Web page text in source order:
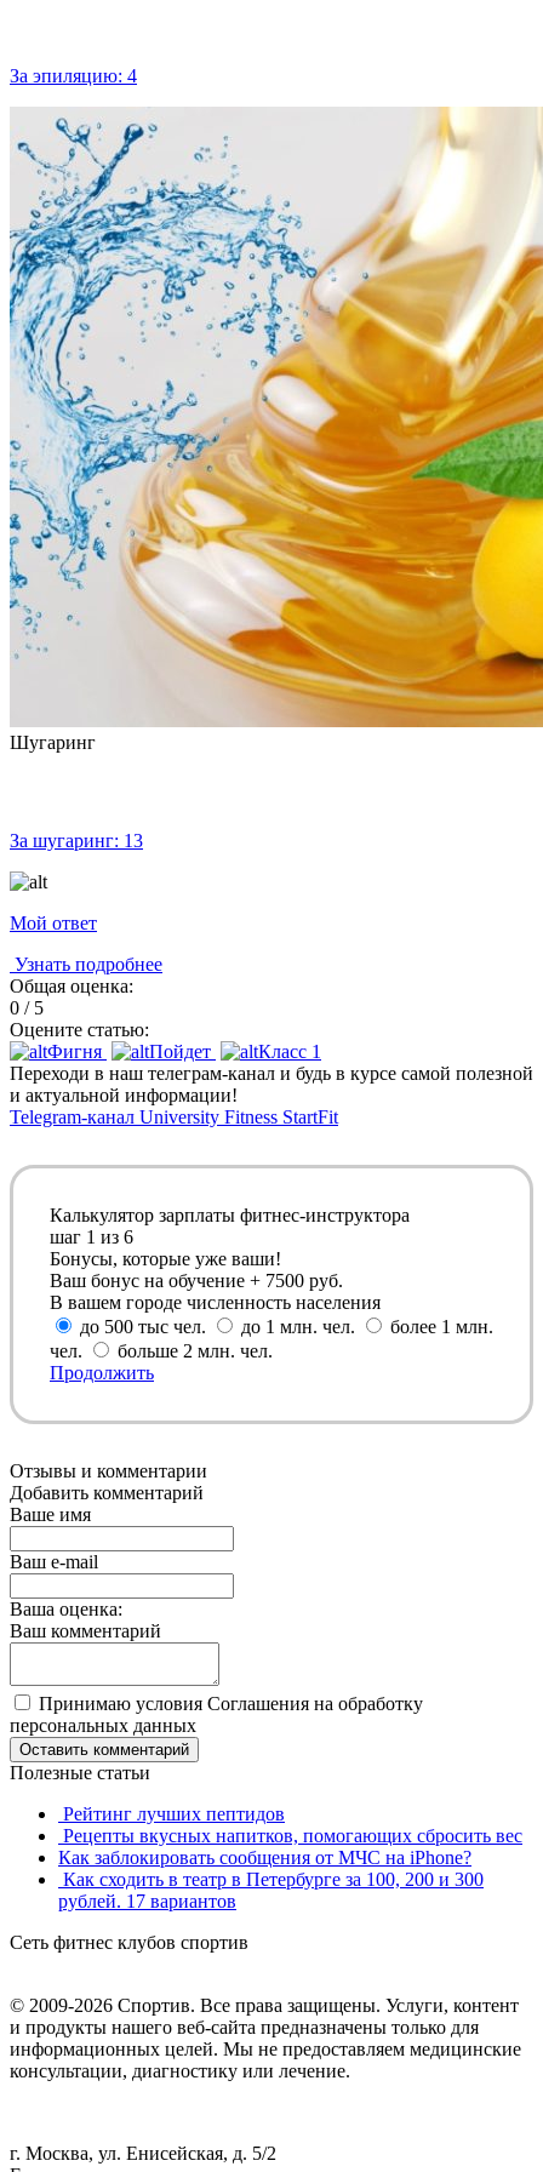
За эпиляцию: 4
Шугаринг
За шугаринг: 13
Мой ответ
Узнать подробнее
Общая оценка:
0 / 5
Оцените статью:
Фигня
Пойдет Класс 1
Переходи в наш телеграм-канал и будь в курсе самой полезной
и актуальной информации!
Telegram-канал University Fitness StartFit
Калькулятор зарплаты фитнес-инструктора
шаг 1 из 6
Бонусы, которые уже ваши!
Ваш бонус на обучение + 7500 руб.
В вашем городе численность населения
до 500 тыс чел.
до 1 млн. чел.
более 1 млн.
чел.
больше 2 млн. чел.
Продолжить
Отзывы и комментарии
Добавить комментарий
Ваше имя
Ваш e-mail
Ваша оценка:
Ваш комментарий
Принимаю условия Соглашения на обработку
персональных данных
Оставить комментарий
Полезные статьи
Рейтинг лучших пептидов
Рецепты вкусных напитков, помогающих сбросить вес
Как заблокировать сообщения от МЧС на iPhone?
Как сходить в театр в Петербурге за 100, 200 и 300
рублей. 17 вариантов
Сеть фитнес клубов спортив
© 2009-2026 Спортив. Все права защищены. Услуги, контент
и продукты нашего веб-сайта предназначены только для
информационных целей. Мы не предоставляем медицинские
консультации, диагностику или лечение.
г. Москва, ул. Енисейская, д. 5/2